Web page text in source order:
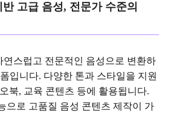
고급 음성, 전문가 수준의
연스럽고 전문적인 음성으로 변환하
입니다. 다양한 톤과 스타일을 지원
북, 교육 콘텐츠 등에 활용됩니다.
으로 고품질 음성 콘텐츠 제작이 가